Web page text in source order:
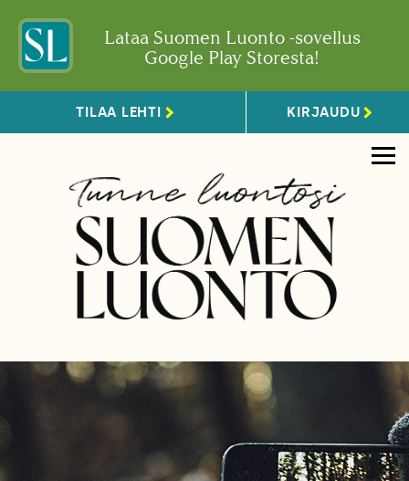
Lataa Suomen Luonto -sovellus
Google Play Storesta!
TILAA LEHTI KIRJAUDU